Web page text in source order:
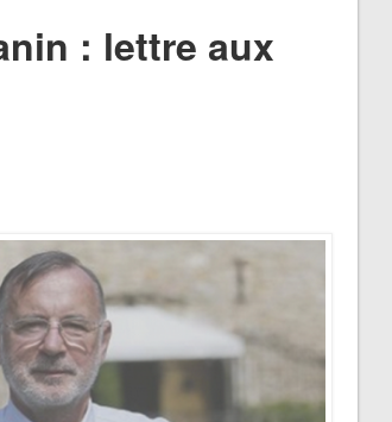
: lettre aux